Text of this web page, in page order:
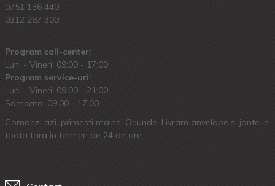
0751 136 440
0312 287 300
Program call-center:
Luni - Vineri: 09:00 - 17:00
Program service-uri:
Luni - Vineri: 09.00 - 21:00
Sambata: 09:00 - 17:00
Comanzi azi, primesti maine. Oriunde. Livram anvelope si jante in
toata tara in termen de 24 de ore.